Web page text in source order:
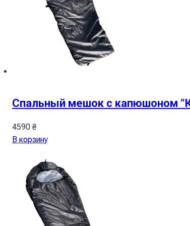
Спальный мешок с капюшоном
4590 ₴
В корзину